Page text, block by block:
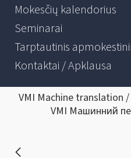
Mokesčių kalendorius
Seminarai
Tarptautinis
Kontaktai / Apklausa
VMI Machine translation
VMI Машинний